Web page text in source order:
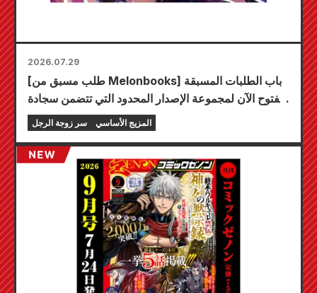
2026.07.29
[طلب مسبق من Melonbooks] باب الطلبات المسبقة
مفتوح الآن لمجموعة الإصدار المحدود التي تتضمن سجادة
لعب مميزة تحمل رسمًا رائعًا لشخصية فويوكي توجو
بريشة الفنان كودو! من المقرر إصدار المجلد السادس من
سلسلة "سر العروس" في 20 أكتوبر!
سر زوجة الرجل المزيج الأساسي